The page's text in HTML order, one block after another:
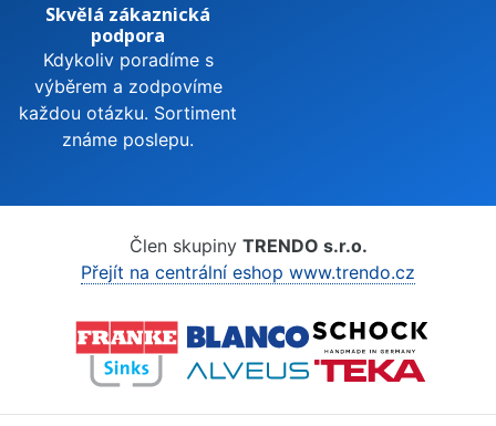
Skvělá zákaznická
podpora
Kdykoliv poradíme s
výběrem a zodpovíme
každou otázku. Sortiment
známe poslepu.
Člen skupiny TRENDO s.r.o.
Přejít na centrální eshop www.trendo.cz